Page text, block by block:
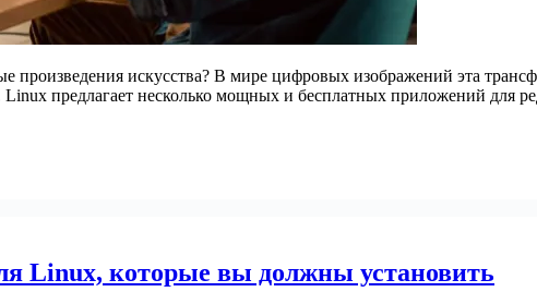
произведения искусства? В мире цифровых изображений эта
предлагает несколько мощных и бесплатных приложений для
Linux, которые вы должны установить